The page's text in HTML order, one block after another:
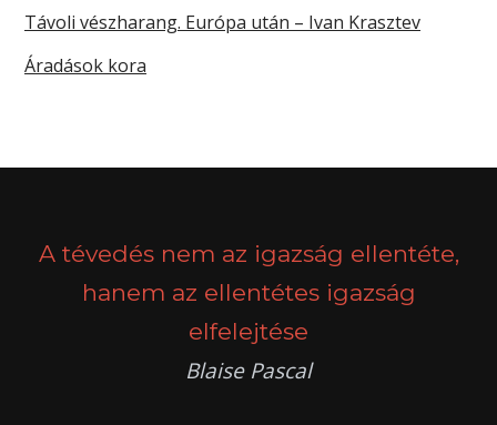
Távoli vészharang. Európa után – Ivan Krasztev
Áradások kora
A tévedés nem az igazság ellentéte,
hanem az ellentétes igazság
elfelejtése
Blaise Pascal